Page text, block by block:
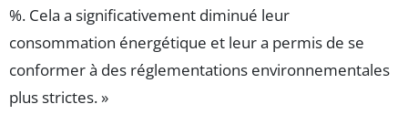
%. Cela a significativement diminué leur
consommation énergétique et leur a permis de se
conformer à des réglementations environnementales
plus strictes. »